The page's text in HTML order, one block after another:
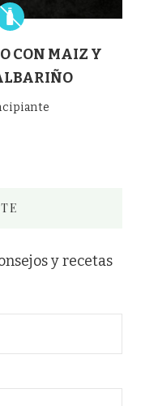
CON MAIZ Y
y recetas